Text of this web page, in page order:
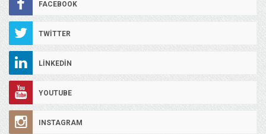
FACEBOOK
TWITTER
LINKEDIN
YOUTUBE
INSTAGRAM